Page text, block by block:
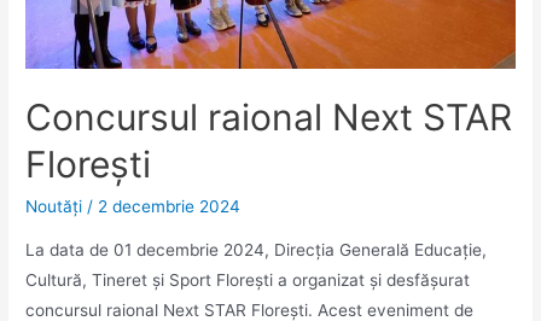
Concursul raional Next STAR
Florești
Noutăţi / 2 decembrie 2024
La data de 01 decembrie 2024, Direcția Generală Educație,
Cultură, Tineret și Sport Florești a organizat și desfășurat
concursul raional Next STAR Florești. Acest eveniment de